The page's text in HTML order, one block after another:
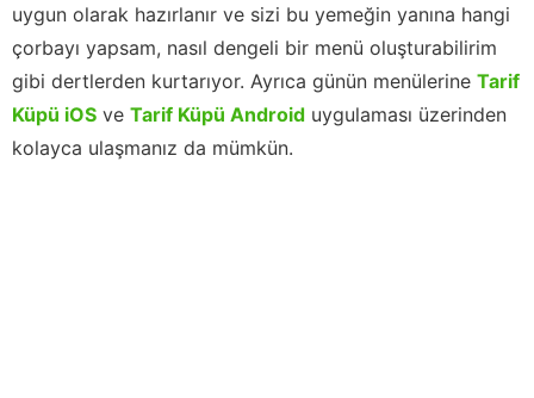
uygun olarak hazırlanır ve sizi bu yemeğin yanına hangi
çorbayı yapsam, nasıl dengeli bir menü oluşturabilirim
gibi dertlerden kurtarıyor. Ayrıca günün menülerine Tarif
Küpü iOS ve Tarif Küpü Android uygulaması üzerinden
kolayca ulaşmanız da mümkün.